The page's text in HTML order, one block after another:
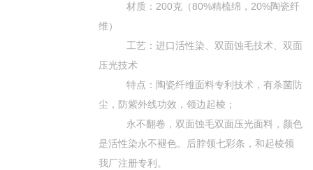
材质： 200克（80%精梳绵， 20%陶瓷纤
维）
工艺：进口活性染、双面蚀毛技术、双面
压光技术
特点：陶瓷纤维面料专利技术，有杀菌防
尘，防紫外线功效，领边起棱；
永不翻卷，双面蚀毛双面压光面料，颜色
是活性染永不褪色。后脖领七彩条，和起棱领
我厂注册专利。